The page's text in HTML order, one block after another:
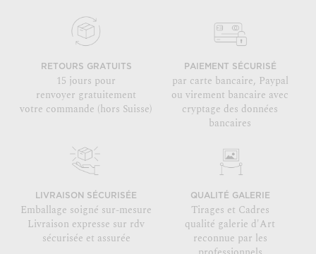
RETOURS GRATUITS
15 jours pour
renvoyer gratuitement
votre commande (hors Suisse)
PAIEMENT SÉCURISÉ
par carte bancaire, Paypal
ou virement bancaire avec
cryptage des données
bancaires
LIVRAISON SÉCURISÉE
Emballage soigné sur-mesure
Livraison expresse sur rdv
sécurisée et assurée
QUALITÉ GALERIE
Tirages et Cadres
qualité galerie d'Art
reconnue par les